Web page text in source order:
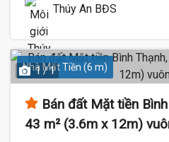
Thúy An BĐS
Nhà Mặt Tiền (6 m)
1 / 1
Bán đất Mặt tiền
43 m² (3.6m x 12m)